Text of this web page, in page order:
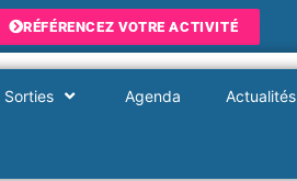
RÉFÉRENCEZ VOTRE ACTIVITÉ
Sorties Agenda Actualités